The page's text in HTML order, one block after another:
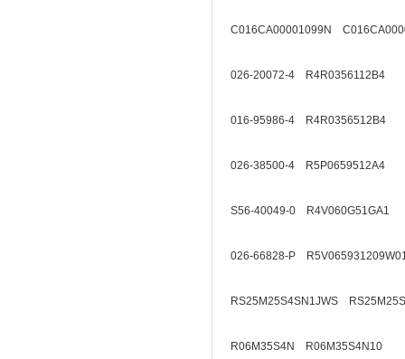
C016CA00001099N
026-20072-4 R4R0356112B4
016-95986-4 R4R0356512B4
026-38500-4 R5P0659512A4
S56-40049-0 R4V060G51GA1
026-66828-P
RS25M25S4SN1JWS
R06M35S4N R06M35S4N10